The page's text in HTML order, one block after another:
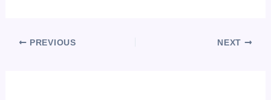
PREVIOUS NEXT